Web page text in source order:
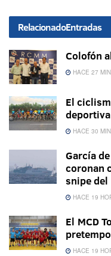
RelacionadoEntradas
Colofón
HACE 27
El
deportiva
HACE 30
García
coronan
snipe del
HACE 19
El MCD
HACE 19